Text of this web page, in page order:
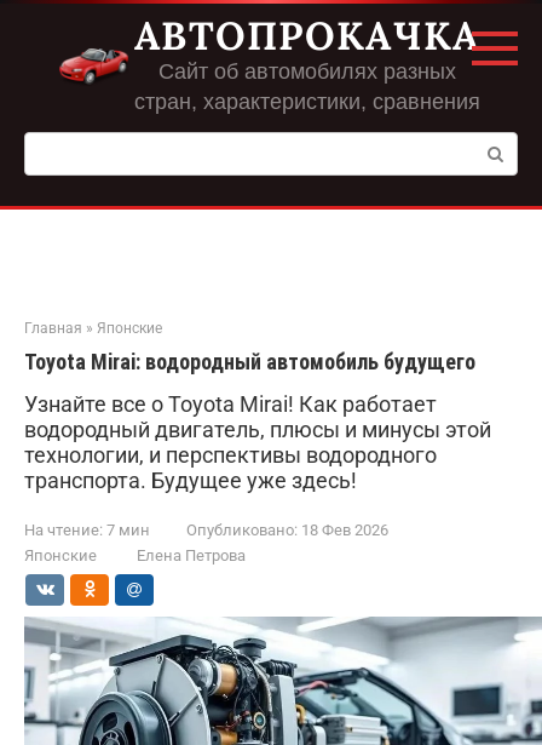
Перейти
контенту
АВТОПРОКАЧКА
Сайт об автомобилях разных
стран, характеристики, сравнения
Поиск:
Главная » Японские
Toyota Mirai: водородный автомобиль будущего
Узнайте все о Toyota Mirai! Как работает
водородный двигатель, плюсы и минусы этой
технологии, и перспективы водородного
транспорта. Будущее уже здесь!
На чтение: 7 мин Опубликовано: 18 Фев 2026
Японские
Елена Петрова